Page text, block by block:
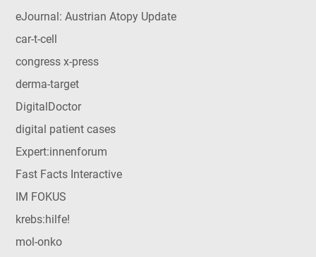
eJournal: Austrian Atopy Update
car-t-cell
congress x-press
derma-target
DigitalDoctor
digital patient cases
Expert:innenforum
Fast Facts Interactive
IM FOKUS
krebs:hilfe!
mol-onko